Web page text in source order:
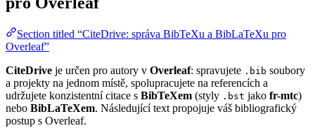
Section titled “CiteDrive: správa BibTeXu a BibLaTeXu pro
Overleaf”
CiteDrive je určen pro autory v Overleaf: spravujete .bib soubory
a projekty na jednom místě, spolupracujete na referencích a
udržujete konzistentní citace s BibTeXem (styly .bst jako fr-mtc)
nebo BibLaTeXem. Následující text propojuje váš bibliografický
postup s Overleaf.